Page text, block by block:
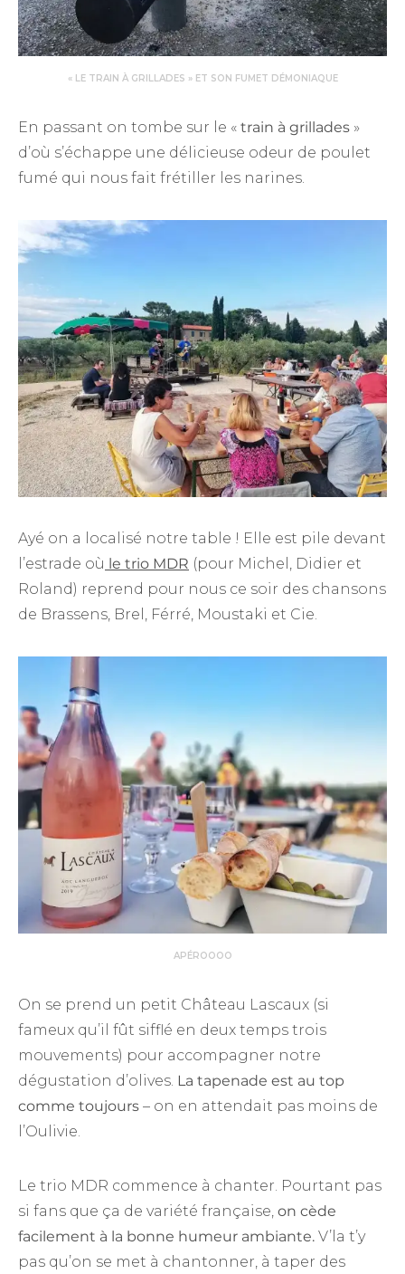
« LE TRAIN À GRILLADES » ET SON FUMET DÉMONIAQUE
En passant on tombe sur le « train à grillades »
d’où s’échappe une délicieuse odeur de poulet
fumé qui nous fait frétiller les narines.
Ayé on a localisé notre table ! Elle est pile devant
l’estrade où le trio MDR (pour Michel, Didier et
Roland) reprend pour nous ce soir des chansons
de Brassens, Brel, Férré, Moustaki et Cie.
APÉROOOO
On se prend un petit Château Lascaux (si
fameux qu’il fût sifflé en deux temps trois
mouvements) pour accompagner notre
dégustation d’olives. La tapenade est au top
comme toujours – on en attendait pas moins de
l’Oulivie.
Le trio MDR commence à chanter. Pourtant pas
si fans que ça de variété française, on cède
facilement à la bonne humeur ambiante. V’la t’y
pas qu’on se met à chantonner, à taper des